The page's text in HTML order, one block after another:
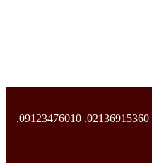
02136915360
,
09123476010
,